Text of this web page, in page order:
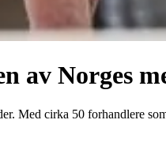
av Norges
Med cirka 50 forhandlere